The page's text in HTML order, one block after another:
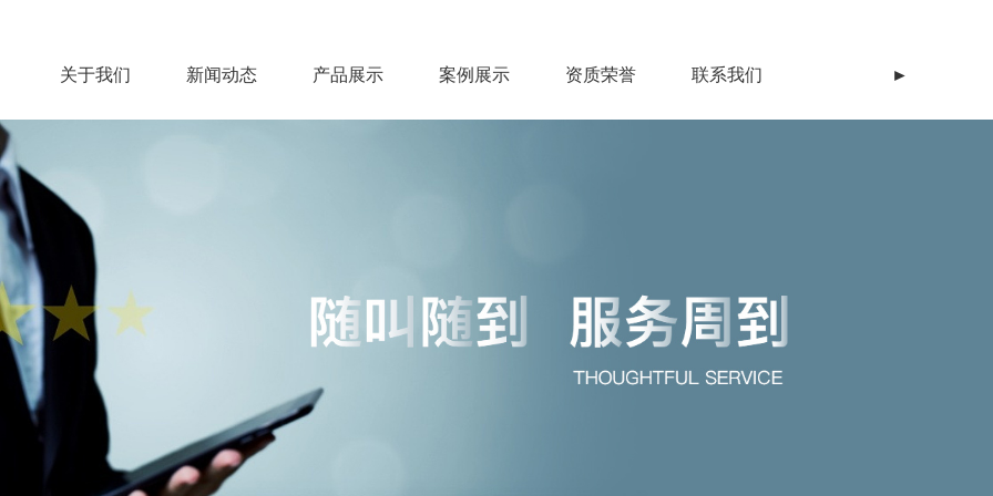
关于我们 新闻动态 产品展示 案例展示 资质荣誉 联系我们 ►